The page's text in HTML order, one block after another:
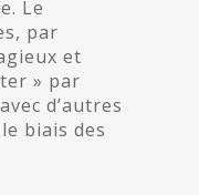
Le
par
et
» par
d’autres
biais des